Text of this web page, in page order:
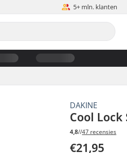
5+ mln. klanten
DAKINE
Cool Lock
4,8//47 recensies
€21,95